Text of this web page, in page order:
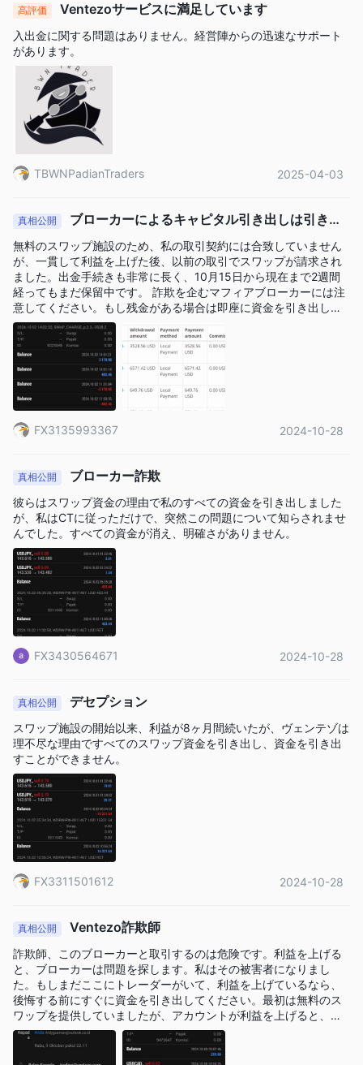
高評価 Ventezoサービスに満足しています
入出金に関する問題はありません。経営陣からの迅速なサポート
があります。
TBWNPadianTraders 2025-04-03
真相公開
ブローカーによるキャピタル引き出しは引き出
すことができません
無料のスワップ施設のため、私の取引契約には合致していません
が、一貫して利益を上げた後、以前の取引でスワップが請求され
ました。出金手続きも非常に長く、10月15日から現在まで2週間
経ってもまだ保留中です。 詐欺を企むマフィアブローカーには注
意してください。もし残金がある場合は即座に資金を引き出して
ください。
FX3135993367 2024-10-28
真相公開 ブローカー詐欺
彼らはスワップ資金の理由で私のすべての資金を引き出しました
が、私はCTに従っただけで、突然この問題について知らされませ
んでした。すべての資金が消え、明確さがありません。
FX3430564671 2024-10-28
真相公開 デセプション
スワップ施設の開始以来、利益が8ヶ月間続いたが、ヴェンテゾは
理不尽な理由ですべてのスワップ資金を引き出し、資金を引き出
すことができません。
FX3311501612 2024-10-28
真相公開 Ventezo詐欺師
詐欺師、このブローカーと取引するのは危険です。利益を上げる
と、ブローカーは問題を探します。私はその被害者になりまし
た。もしまだここにトレーダーがいて、利益を上げているなら、
後悔する前にすぐに資金を引き出してください。最初は無料のス
ワップを提供していましたが、アカウントが利益を上げると、取
引の最初からスワップを請求しました。彼らはルール違反を口実
にして、すべての資本を取り上げました。Ventezo詐欺師